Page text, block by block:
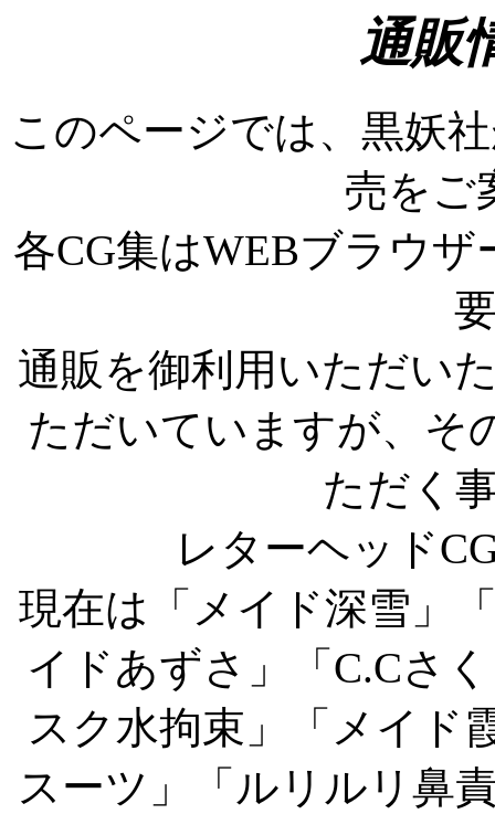
通販
このページでは、黒妖
売をご
各CG集はWEBブラウザ
通販を御利用いただい
ただいていますが、そ
ただく
レターヘッド
現在は「メイド深雪」
イドあずさ」「C.Cさ
スク水拘束」「メイド
スーツ」「ルリルリ鼻